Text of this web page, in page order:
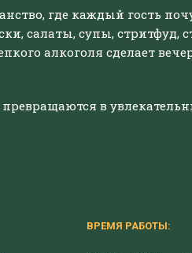
где каждый гость
салаты, супы, стритфуд,
алкоголя сделает
в
ВРЕМЯ РАБОТЫ:
сполитикой обработки персональных